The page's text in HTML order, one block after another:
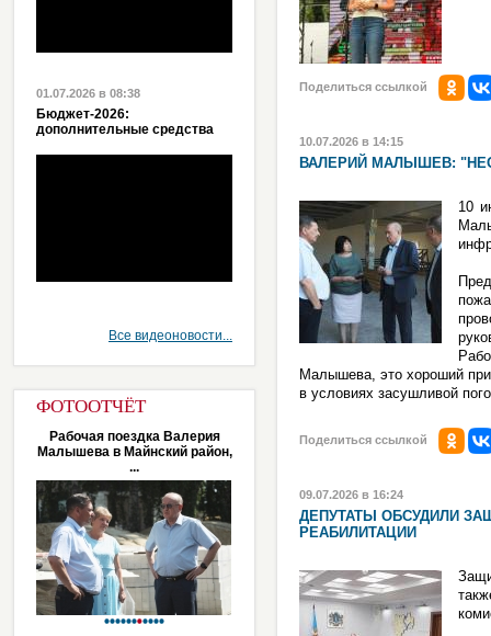
01.07.2026 в 08:38
Бюджет-2026:
дополнительные средства
Все видеоновости...
ФОТООТЧЁТ
Рабочая поездка Валерия
Малышева в Майнский район,
...
Поделиться ссылкой
10.07.2026 в 14:15
ВАЛЕРИЙ МАЛЫШЕВ:
10
Малышева, это хороший
в условиях засушливой
Поделиться ссылкой
09.07.2026 в 16:24
ДЕПУТАТЫ ОБСУДИЛИ
РЕАБИЛИТАЦИИ